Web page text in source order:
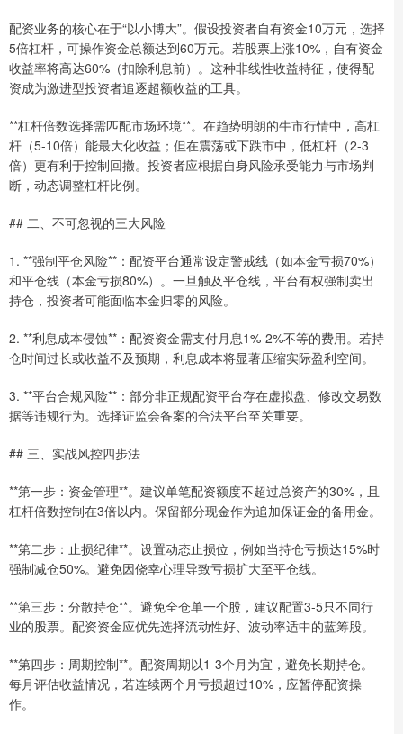
配资业务的核心在于“以小博大”。假设投资者自有资金10万元，选择
5倍杠杆，可操作资金总额达到60万元。若股票上涨10%，自有资金
收益率将高达60%（扣除利息前）。这种非线性收益特征，使得配
资成为激进型投资者追逐超额收益的工具。
**杠杆倍数选择需匹配市场环境**。在趋势明朗的牛市行情中，高杠
杆（5-10倍）能最大化收益；但在震荡或下跌市中，低杠杆（2-3
倍）更有利于控制回撤。投资者应根据自身风险承受能力与市场判
断，动态调整杠杆比例。
## 二、不可忽视的三大风险
1. **强制平仓风险**：配资平台通常设定警戒线（如本金亏损70%）
和平仓线（本金亏损80%）。一旦触及平仓线，平台有权强制卖出
持仓，投资者可能面临本金归零的风险。
2. **利息成本侵蚀**：配资资金需支付月息1%-2%不等的费用。若持
仓时间过长或收益不及预期，利息成本将显著压缩实际盈利空间。
3. **平台合规风险**：部分非正规配资平台存在虚拟盘、修改交易数
据等违规行为。选择证监会备案的合法平台至关重要。
## 三、实战风控四步法
**第一步：资金管理**。建议单笔配资额度不超过总资产的30%，且
杠杆倍数控制在3倍以内。保留部分现金作为追加保证金的备用金。
**第二步：止损纪律**。设置动态止损位，例如当持仓亏损达15%时
强制减仓50%。避免因侥幸心理导致亏损扩大至平仓线。
**第三步：分散持仓**。避免全仓单一个股，建议配置3-5只不同行
业的股票。配资资金应优先选择流动性好、波动率适中的蓝筹股。
**第四步：周期控制**。配资周期以1-3个月为宜，避免长期持仓。
每月评估收益情况，若连续两个月亏损超过10%，应暂停配资操
作。